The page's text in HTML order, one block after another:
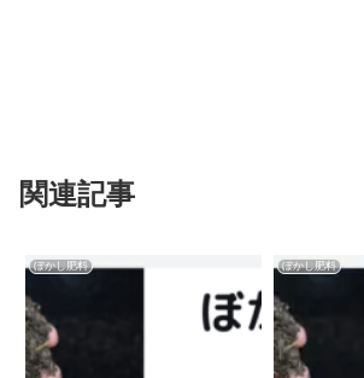
関連記事
ぼかし肥料 ぼかし肥料